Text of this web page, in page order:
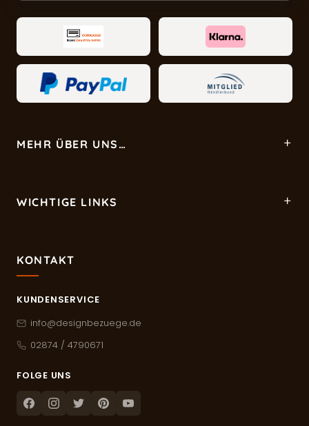
MEHR ÜBER UNS…
WICHTIGE LINKS
KONTAKT
KUNDENSERVICE
info@designbezuege.de
02874 / 4790671
FOLGE UNS
FacebookInstagram
TwitterPinterestYoutube